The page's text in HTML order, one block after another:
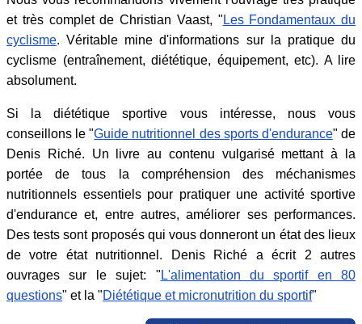
et très complet de Christian Vaast, " Les Fondamentaux du
cyclisme. Véritable mine d'informations sur la pratique du
cyclisme (entraînement, diététique, équipement, etc). A lire
absolument.
Si la diététique sportive vous intéresse, nous vous
conseillons le "Guide nutritionnel des sports d'endurance" de
Denis Riché. Un livre au contenu vulgarisé mettant à la
portée de tous la compréhension des méchanismes
nutritionnels essentiels pour pratiquer une activité sportive
d'endurance et, entre autres, améliorer ses performances.
Des tests sont proposés qui vous donneront un état des lieux
de votre état nutritionnel. Denis Riché a écrit 2 autres
ouvrages sur le sujet: " L'alimentation du sportif en 80
questions" et la "Diététique et micronutrition du sportif"